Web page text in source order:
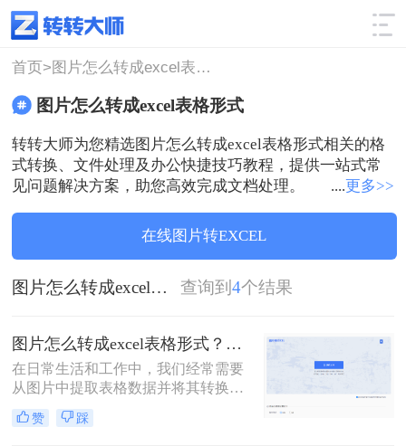
使用技巧 筛选
首页> 图片怎么转成excel表格形式
图片怎么转成excel表格形式
转转大师为您精选图片怎么转成excel表格形式相关的格
式转换、文件处理及办公快捷技巧教程，提供一站式常
见问题解决方案，助您高效完成文档处理。
....更多>>
在线图片转EXCEL
图片怎么转成excel表格形式 查询到 4个结果
图片怎么转成excel表格形式？这三种方法帮你转换！
在日常生活和工作中，我们经常需要
从图片中提取表格数据并将其转换为
Excel表格形式，以便于编辑、分析和
处理。这一过程可以大大简化数据处
赞 踩